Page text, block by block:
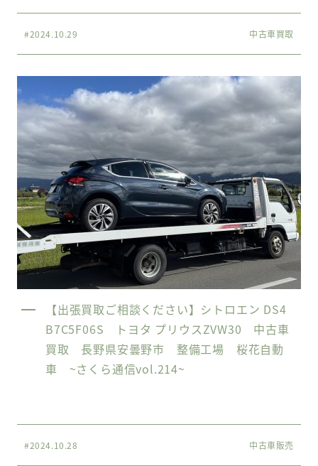
#2024.10.29 中古車買取
【出張買取ご相談ください】シトロエン DS4
B7C5F06S トヨタ プリウスZVW30 中古車
買取 長野県安曇野市 整備工場 桜花自動
車 ~さくら通信vol.214~
#2024.10.28 中古車販売